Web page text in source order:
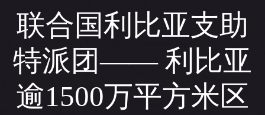
联合国利比亚支助
特派团—— 利比亚
逾1500万平方米区